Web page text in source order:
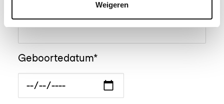
Weigeren
Geboortedatum*